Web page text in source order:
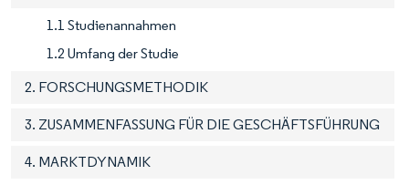
1.1 Studienannahmen
1.2 Umfang der Studie
2. FORSCHUNGSMETHODIK
3. ZUSAMMENFASSUNG FÜR DIE GESCHÄFTSFÜHRUNG
4. MARKTDYNAMIK